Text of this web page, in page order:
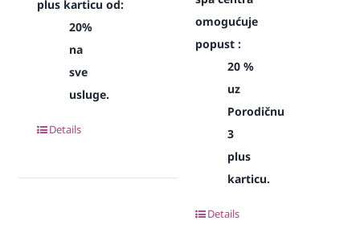
plus karticu od:
20%
na
sve
usluge.
Details
omogućuje
popust :
20 %
uz
Porodičnu
3
plus
karticu.
Details